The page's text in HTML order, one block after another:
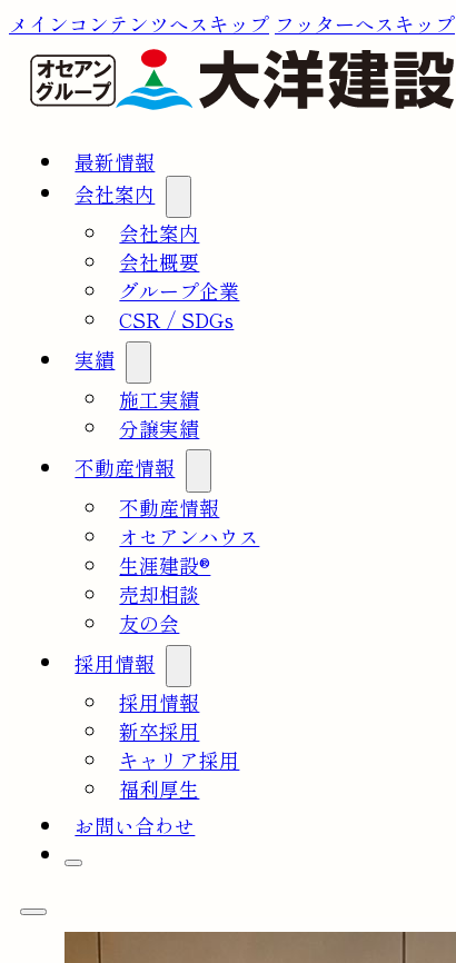
メインコンテンツへスキップ フッターへスキップ
最新情報
会社案内
会社案内
会社概要
グループ企業
CSR / SDGs
実績
施工実績
分譲実績
不動産情報
不動産情報
オセアンハウス
生涯建設®
売却相談
友の会
採用情報
採用情報
新卒採用
キャリア採用
福利厚生
お問い合わせ